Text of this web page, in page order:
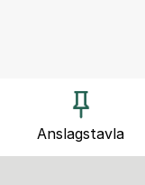
Anslagstavla